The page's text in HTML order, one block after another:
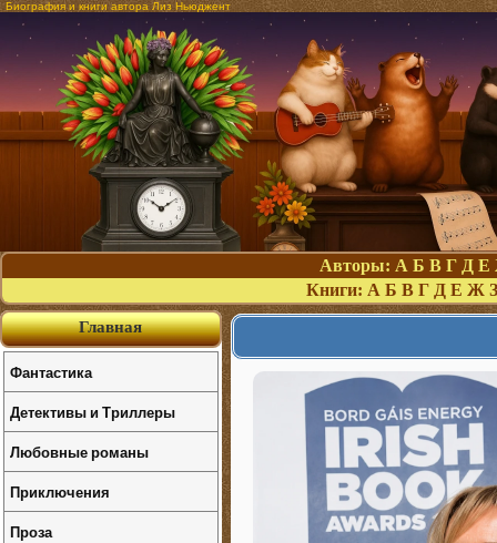
Биография и книги автора Лиз Ньюджент
Авторы: А Б В Г Д Е
Книги: А Б В Г Д Е Ж З
Главная
Фантастика
Детективы и Триллеры
Любовные романы
Приключения
Проза